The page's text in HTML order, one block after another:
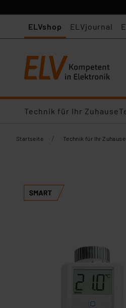
ELVshop ELVjournal
Technik für Ihr Zuhause
Startseite / Technik für Ihr Zuhause